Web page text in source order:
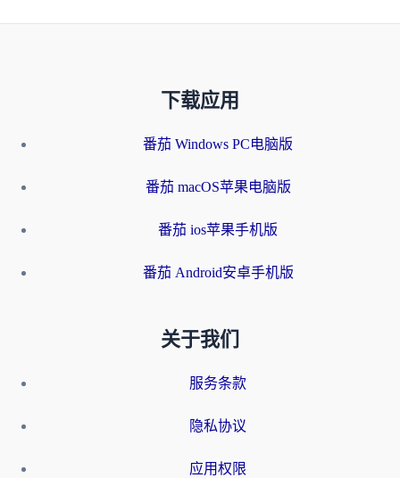
下载应用
番茄 Windows PC电脑版
番茄 macOS苹果电脑版
番茄 ios苹果手机版
番茄 Android安卓手机版
关于我们
服务条款
隐私协议
应用权限